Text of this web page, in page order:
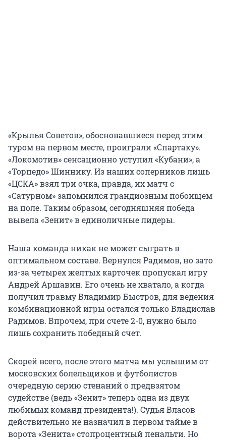
«Крылья Советов», обосновавшиеся перед этим
туром на первом месте, проиграли «Спартаку».
«Локомотив» сенсационно уступил «Кубани», а
«Торпедо» Шиннику. Из наших соперников лишь
«ЦСКА» взял три очка, правда, их матч с
«Сатурном» запомнился грандиозным побоищем
на поле. Таким образом, сегодняшняя победа
вывела «Зенит» в единоличные лидеры.
Наша команда никак не может сыграть в
оптимальном составе. Вернулся Радимов, но зато
из-за четырех желтых карточек пропускал игру
Андрей Аршавин. Его очень не хватало, а когда
получил травму Владимир Быстров, для ведения
комбинационной игры остался только Владислав
Радимов. Впрочем, при счете 2-0, нужно было
лишь сохранить победный счет.
Скорей всего, после этого матча мы услышим от
московских болельщиков и футболистов
очередную серию стенаний о предвзятом
судействе (ведь «Зенит» теперь одна из двух
любимых команд президента!). Судья Власов
действительно не назначил в первом тайме в
ворота «Зенита» стопроцентный пенальти. Но